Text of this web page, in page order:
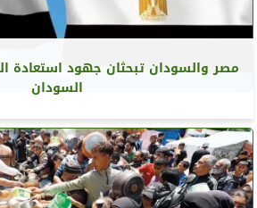
مصر والسودان تبحثان جهود استعادة
السودان